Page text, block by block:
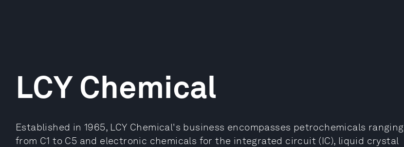
LCY Chemical
Established in 1965, LCY Chemical's business encompasses petrochemicals ranging
from C1 to C5 and electronic chemicals for the integrated circuit (IC), liquid crystal